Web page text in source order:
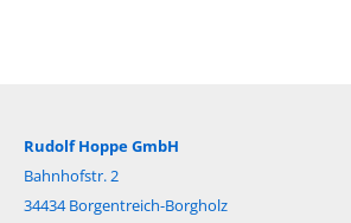
Rudolf Hoppe GmbH
Bahnhofstr. 2
34434 Borgentreich-Borgholz